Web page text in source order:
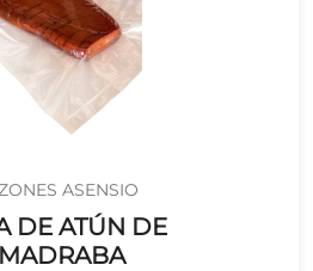
ASENSIO
DE ATÚN DE